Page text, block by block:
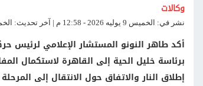
وكالات
نشر في: الخميس 9 يوليه 2026 - 12:58 م | آخر تحديث: الخميس 9 يوليه 2026 - 12:58 م
أكد طاهر النونو المستشار الإعلامي
برئاسة خليل الحية إلى القاهرة لاستكمال
إطلاق النار والاتفاق حول الانتقال إلى المرحلة